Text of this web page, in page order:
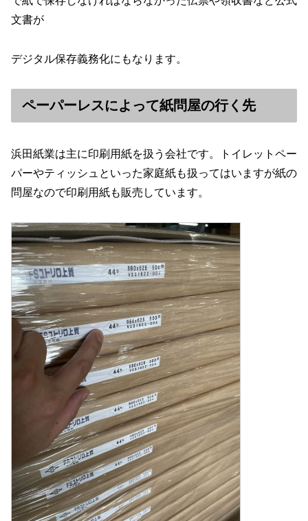
文書が
デジタル保存義務化にもなります。
ペーパーレスによって紙問屋の行く先
浜田紙業は主に印刷用紙を扱う会社です。トイレットペー
パーやティッシュといった家庭紙も扱ってはいますが紙の
問屋なので印刷用紙も販売しています。